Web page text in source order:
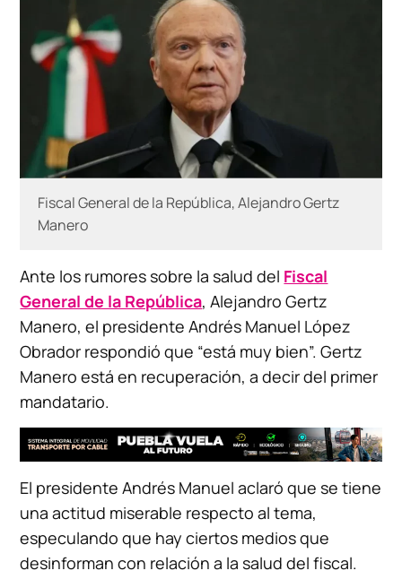
Fiscal General de la República, Alejandro Gertz
Manero
Ante los rumores sobre la salud del Fiscal
General de la República, Alejandro Gertz
Manero, el presidente Andrés Manuel López
Obrador respondió que “está muy bien”. Gertz
Manero está en recuperación, a decir del primer
mandatario.
El presidente Andrés Manuel aclaró que se tiene
una actitud miserable respecto al tema,
especulando que hay ciertos medios que
desinforman con relación a la salud del fiscal.